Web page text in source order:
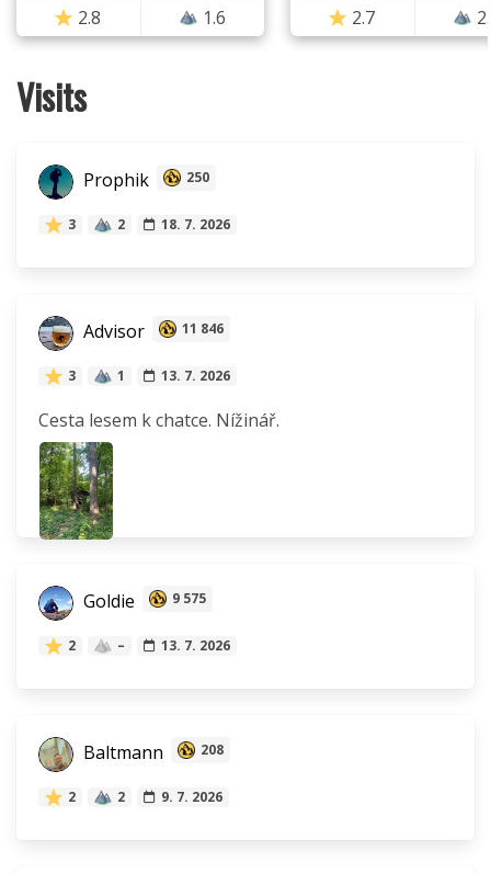
2.8
1.6
2.7
Visits
Prophik 250
3 2 18. 7. 2026
Advisor 11 846
3 1 13. 7. 2026
Cesta lesem k chatce. Nížinář.
Goldie 9 575
2 – 13. 7. 2026
Baltmann 208
2 2 9. 7. 2026